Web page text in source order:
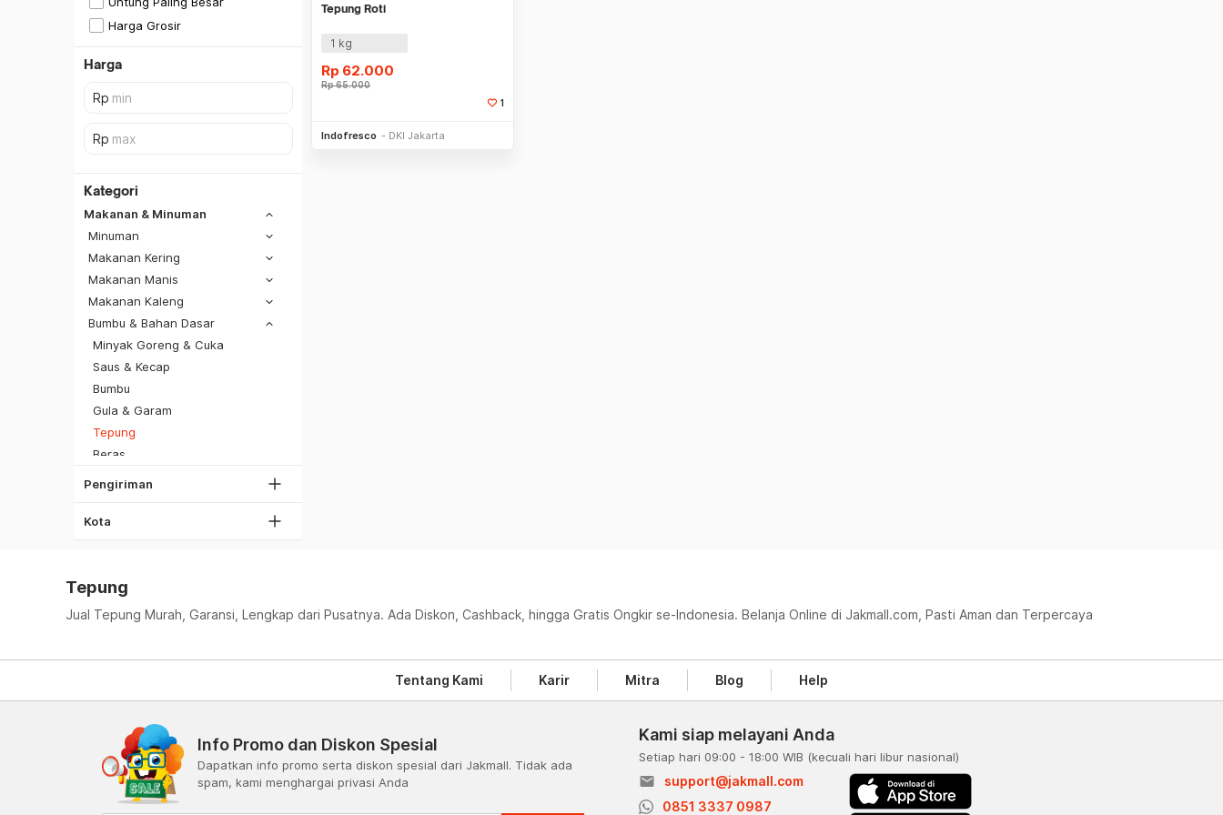
Harga Grosir
Harga
Kategori
Makanan & Minuman
Minuman
Makanan Kering
Makanan Manis
Makanan Kaleng
Bumbu & Bahan Dasar
Minyak Goreng & Cuka
Saus & Kecap
Bumbu
Gula & Garam
Tepung
Beras
Makanan Lainnya
Pengiriman
SiCepat REG
SiCepat BEST
SiCepat Gokil
SiCepat Halu
Lihat Semua
Kota
DKI Jakarta
Tangerang
Bekasi
Bogor
Lihat Semua
Tepung Roti
1 kg
Rp 62.000
Rp65.000
1
Indofresco DKI Jakarta
Tepung
Jual Tepung Murah, Garansi, Lengkap dari Pusatnya. Ada Diskon, Cashback, hingga Gratis Ongkir se-Indonesia. Belanja Online di Jakmall.com, Pasti Aman dan Terpercaya
Tentang Kami Karir Mitra Blog Help
Info Promo dan Diskon Spesial
Dapatkan info promo serta diskon spesial dari Jakmall. Tidak ada
spam, kami menghargai privasi Anda
Kami siap melayani Anda
Setiap hari 09:00 - 18:00 WIB (kecuali hari libur nasional)
email
support@jakmall.com
0851 3337 0987